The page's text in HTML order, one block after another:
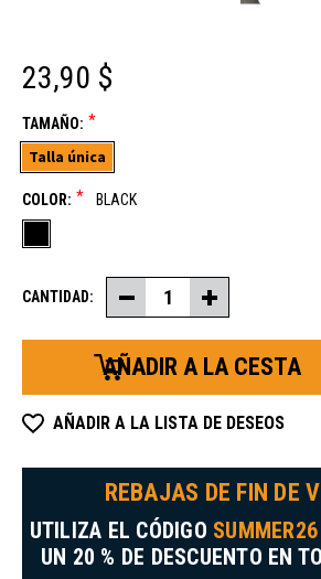
23,90 $
TAMAÑO: *
Talla única
COLOR: * BLACK
CANTIDAD: Decrease
Quantity
of
Wool
Tapa
reloj
Increase
Quantity
of
Tapa
reloj
AÑADIR A LA LISTA DE DESEOS
REBAJAS DE FIN DE
UTILIZA EL CÓDIGO SUMMER26
UN 20 % DE DESCUENTO EN